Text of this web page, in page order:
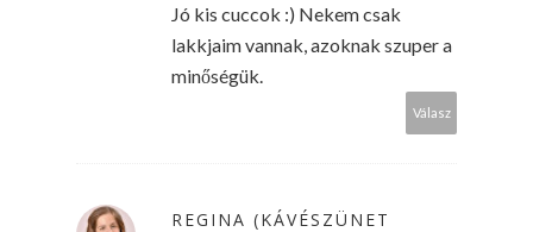
Jó kis cuccok :) Nekem csak
lakkjaim vannak, azoknak szuper a
minőségük.
Válasz
REGINA (KÁVÉSZÜNET